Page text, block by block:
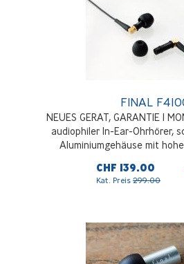
FINAL
NEUES GERAT, GARANTIE 1
audiophiler In-Ear-Ohrhörer,
Aluminiumgehäuse mit
ausgewogener Armatur Single
(Micro-Miniature Coaxial)
hochreinem OFC-
CHF 139.00
Kat. Preis 299.00